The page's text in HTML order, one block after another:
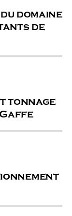
domaine
de
tonnage